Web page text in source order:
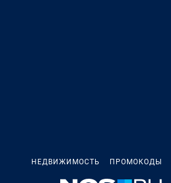
НЕДВИЖИМОСТЬ ПРОМОКОДЫ